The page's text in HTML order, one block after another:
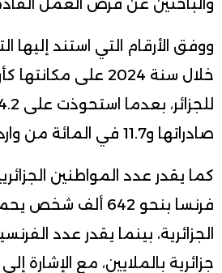
والباحثين عن فرص العمل
ووفق الأرقام التي استند إليها
خلال سنة 2024 على
صادراتها و11.7 في المائة من وارداتها.
كما يقدر عدد المواطنين
فرنسا بنحو 642 ألف
الجزائرية، بينما يقدر عدد
جزائرية بالملايين، مع الإشارة